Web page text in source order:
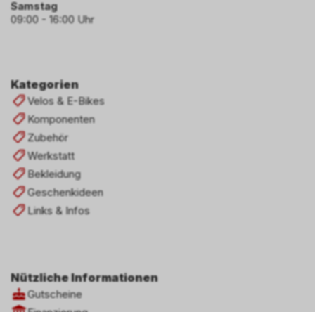
Kategorien
Velos & E-Bikes
Komponenten
Zubehör
Werkstatt
Bekleidung
Geschenkideen
Links & Infos
Nützliche Informationen
Gutscheine
Samstag
09:00 - 16:00 Uhr